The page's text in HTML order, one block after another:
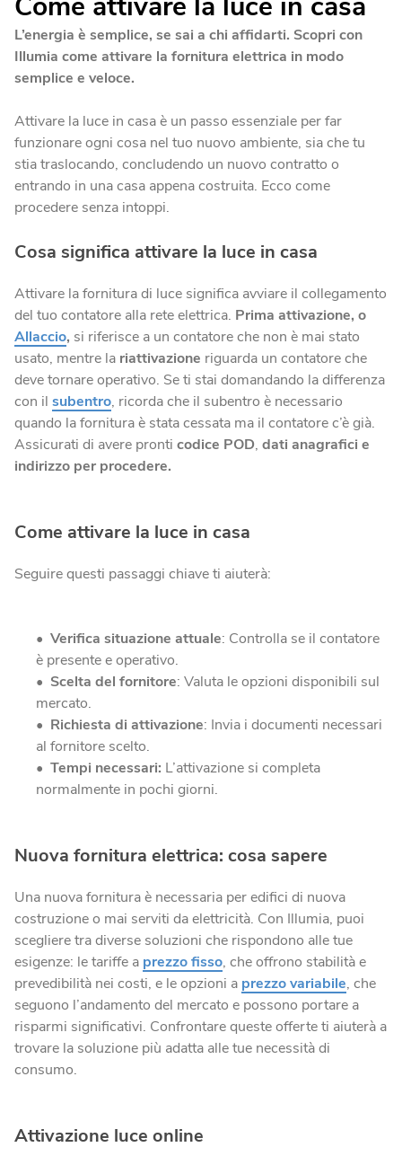
Verifica Copertura
Verifica se la tua casa è coperta dalla fibra
Fotovoltaico
La tua casa diventa energia elettrica pulita.
Soluzioni efficienti per un comfort ottimale tutto l’anno.
Fotovoltaico da balcone
Produci energia energia elettrica dal tuo balcone.
Caldaie
Calore ed efficienza in un’unica scelta.
Blog
L’energia è semplice, se sai a chi affidarti. Scopri con
Illumia come attivare la fornitura elettrica in modo
semplice e veloce.
Attivare la luce in casa è un passo essenziale per far
funzionare ogni cosa nel tuo nuovo ambiente, sia che tu
stia traslocando, concludendo un nuovo contratto o
entrando in una casa appena costruita. Ecco come
procedere senza intoppi.
Cosa significa attivare la luce in casa
Attivare la fornitura di luce significa avviare il collegamento
del tuo contatore alla rete elettrica. Prima attivazione, o
Allaccio, si riferisce a un contatore che non è mai stato
usato, mentre la riattivazione riguarda un contatore che
deve tornare operativo. Se ti stai domandando la differenza
con il subentro, ricorda che il subentro è necessario
quando la fornitura è stata cessata ma il contatore c’è già.
Assicurati di avere pronti codice POD, dati anagrafici e
indirizzo per procedere.
Come attivare la luce in casa
Seguire questi passaggi chiave ti aiuterà:
Verifica situazione attuale: Controlla se il contatore
è presente e operativo.
Scelta del fornitore: Valuta le opzioni disponibili sul
mercato.
Richiesta di attivazione: Invia i documenti necessari
al fornitore scelto.
Tempi necessari: L’attivazione si completa
normalmente in pochi giorni.
Nuova fornitura elettrica: cosa sapere
Una nuova fornitura è necessaria per edifici di nuova
costruzione o mai serviti da elettricità. Con Illumia, puoi
scegliere tra diverse soluzioni che rispondono alle tue
esigenze: le tariffe a prezzo fisso, che offrono stabilità e
prevedibilità nei costi, e le opzioni a prezzo variabile, che
seguono l’andamento del mercato e possono portare a
risparmi significativi. Confrontare queste offerte ti aiuterà a
trovare la soluzione più adatta alle tue necessità di
consumo.
Attivazione luce online